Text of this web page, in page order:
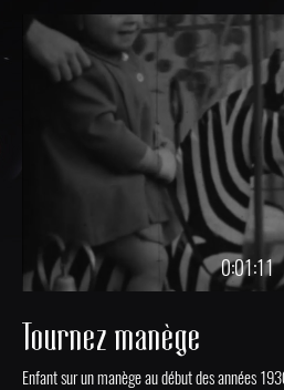
0:01:11
Tournez manège
Enfant sur un manège au début des années